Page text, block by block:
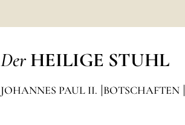
Der HEILIGE STUHL
JOHANNES PAUL II. BOTSCHAFTEN